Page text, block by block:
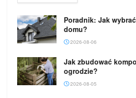
Poradnik: Jak
domu?
2026-08-06
Jak zbudować
ogrodzie?
2026-08-05